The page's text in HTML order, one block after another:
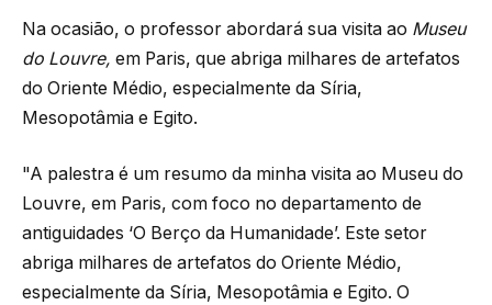
Na ocasião, o professor abordará sua visita ao Museu
do Louvre, em Paris, que abriga milhares de artefatos
do Oriente Médio, especialmente da Síria,
Mesopotâmia e Egito.
"A palestra é um resumo da minha visita ao Museu do
Louvre, em Paris, com foco no departamento de
antiguidades ‘O Berço da Humanidade’. Este setor
abriga milhares de artefatos do Oriente Médio,
especialmente da Síria, Mesopotâmia e Egito. O